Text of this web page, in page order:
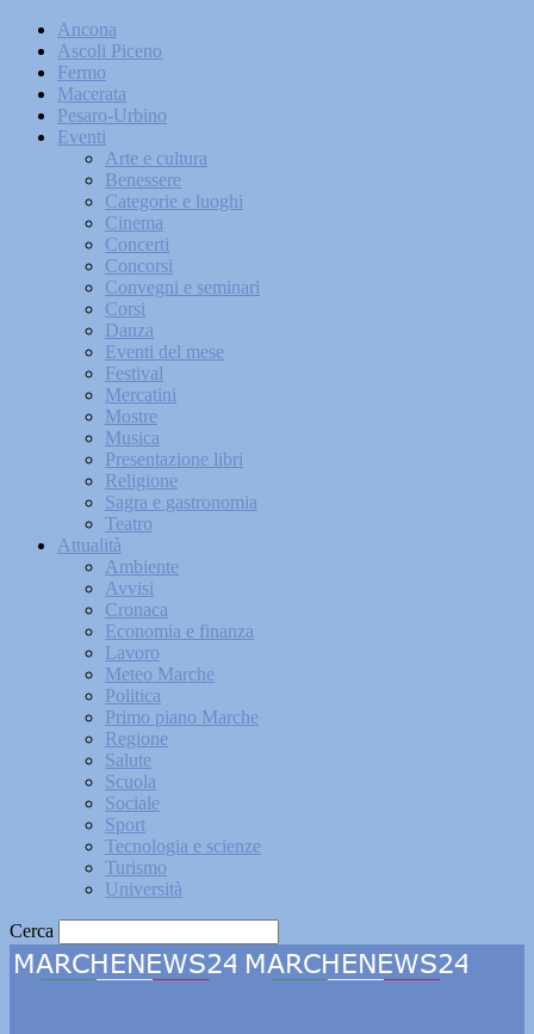
Ancona
Ascoli Piceno
Fermo
Macerata
Pesaro-Urbino
Eventi
Arte e cultura
Benessere
Categorie e luoghi
Cinema
Concerti
Concorsi
Convegni e seminari
Corsi
Danza
Eventi del mese
Festival
Mercatini
Mostre
Musica
Presentazione libri
Religione
Sagra e gastronomia
Teatro
Attualità
Ambiente
Avvisi
Cronaca
Economia e finanza
Lavoro
Meteo Marche
Politica
Primo piano Marche
Regione
Salute
Scuola
Sociale
Sport
Tecnologia e scienze
Turismo
Università
Cerca